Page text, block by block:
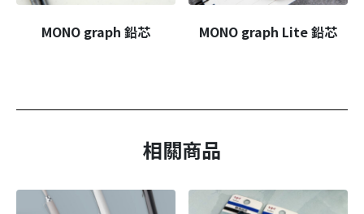
MONO graph 鉛芯 MONO graph Lite 鉛芯
相關商品